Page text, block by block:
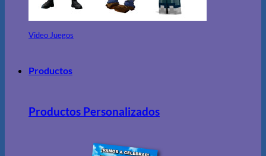
Video Juegos
Productos
Productos Personalizados